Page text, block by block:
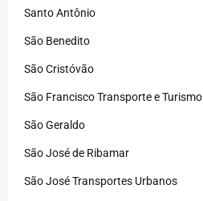
Santo Antônio
São Benedito
São Cristóvão
São Francisco Transporte e Turismo
São Geraldo
São José de Ribamar
São José Transportes Urbanos